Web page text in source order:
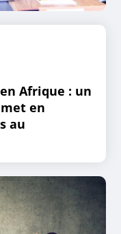
Afrique : un
en
au